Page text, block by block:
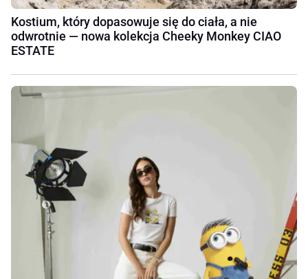
Kostium, który dopasowuje się do ciała, a nie
odwrotnie — nowa kolekcja Cheeky Monkey CIAO
ESTATE